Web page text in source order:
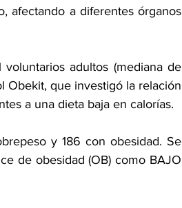
afectando a diferentes órganos
adultos (mediana de
Obekit, que investigó la relación
a una dieta baja en calorías.
y 186 con obesidad. Se
de obesidad (OB) como BAJO